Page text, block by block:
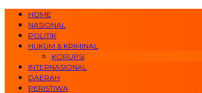
HOME
NASIONAL
POLITIK
HUKUM & KRIMINAL
KORUPSI
INTERNASIONAL
DAERAH
PERISTIWA